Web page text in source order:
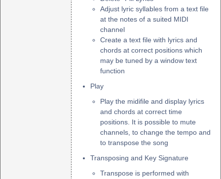
Adjust lyric syllables from a text file
at the notes of a suited MIDI
channel
Create a text file with lyrics and
chords at correct positions which
may be tuned by a window text
function
Play
Play the midifile and display lyrics
and chords at correct time
positions. It is possible to mute
channels, to change the tempo and
to transpose the song
Transposing and Key Signature
Transpose is performed with